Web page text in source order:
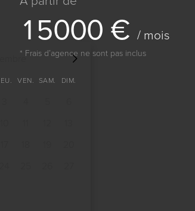
VEN. SAM. DIM.
1 5000 € / mois
* Frais dʼagence ne sont pas inclus